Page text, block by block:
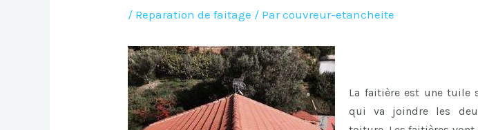
/ Reparation de faitage / Parcouvreur-etancheite
La faitière est une tuile
qui va joindre les